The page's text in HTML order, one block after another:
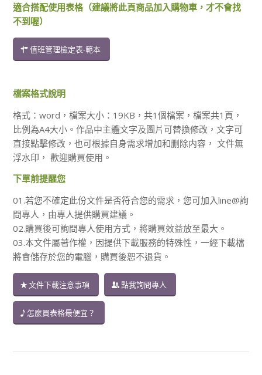
適合搭配使用表格（建議將此頁商品加入購物車，才不會找
不到喔）
值班管理檢定表-範本
檔案格式說明
格式：word，檔案大小：19KB，共1個檔案，檔案共1頁，
比例為A4大小。作品中主體文字及圖片可替換修改，文字可
直接點擊修改，也可根據自身需求增加和删除内容， 文件無
浮水印， 歡迎購買使用。
下單前提醒您
01.若您不確定此份文件是否符合您的需求，您可加入line@詢
問專人，由專人提供購買建議。
02.購買後可詢問專人使用方式，將購買效益放至最大。
03.本文件屬著作權，因提供下載服務的特殊性，一經下載檔
將會儲存於您的電腦，購買後恕不退貨。
文件下載注意事項 點我詢問專人
怎麼買表格最便宜？